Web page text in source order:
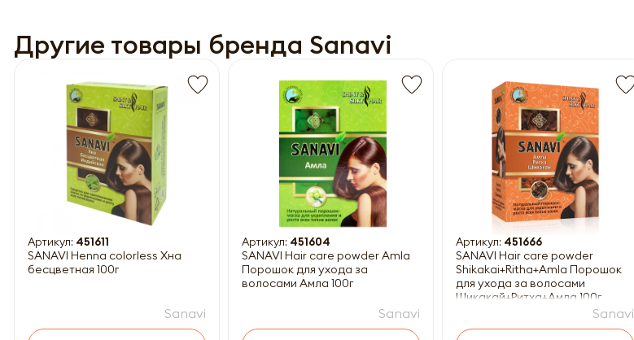
Другие товары бренда Sanavi
Артикул: 451611
SANAVI Henna colorless Хна
бесцветная 100г
Sanavi
Артикул: 451604
SANAVI Hair care powder Amla
Порошок для ухода за
волосами Амла 100г
Sanavi
Артикул: 451666
SANAVI Hair care powder
Shikakai+Ritha+Amla Порошок
для ухода за волосами
Шикакай+Ритха+Амла 100г
Sanavi
Обязательны к заполнению